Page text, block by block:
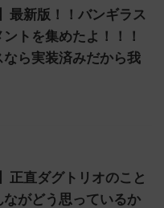
最新版！！バンギラス
トを集めたよ！！！
なら実装済みだから我
正直ダグトリオのこと
ながどう思っているか